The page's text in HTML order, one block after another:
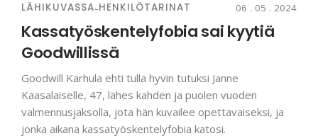
LÄHIKUVASSA-HENKILÖTARINAT 06 . 05 . 2024
Kassatyöskentelyfobia sai kyytiä
Goodwillissä
Goodwill Karhula ehti tulla hyvin tutuksi Janne
Kaasalaiselle, 47, lähes kahden ja puolen vuoden
valmennusjaksolla, jota hän kuvailee opettavaiseksi, ja
jonka aikana kassatyöskentelyfobia katosi.